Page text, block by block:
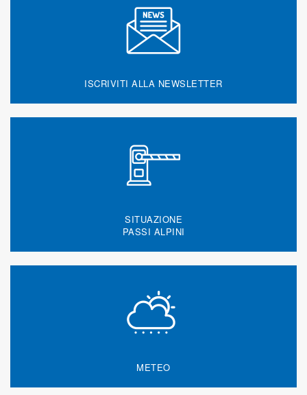
ISCRIVITI ALLA NEWSLETTER
SITUAZIONE
PASSI ALPINI
METEO